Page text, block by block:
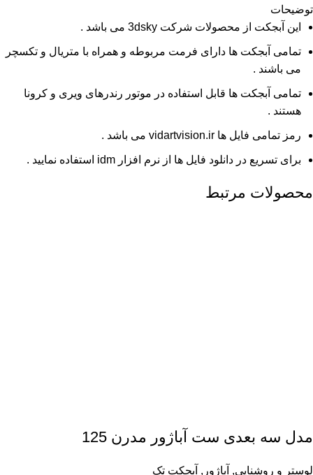
توضیحات
این آبجکت از محصولات شرکت 3dsky می باشد .
تمامی آبجکت ها دارای فرمت مربوطه و همراه با متریال و تکسچر
می باشند .
تمامی آبجکت ها قابل استفاده در موتور رندرهای ویری و کرونا
هستند .
رمز تمامی فایل ها vidartvision.ir می باشد .
برای تسریع در دانلود فایل ها از نرم افزار idm استفاده نمایید .
محصولات مرتبط
مدل سه بعدی ست آباژور مدرن 125
لوستر و روشنایی, آباژور , آبجکت تک